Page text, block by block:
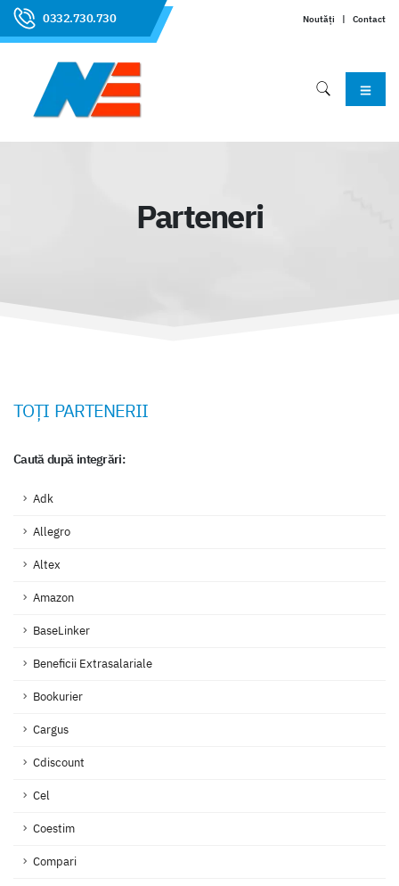
0332.730.730 Noutăți | Contact
Parteneri
TOȚI PARTENERII
Caută după integrări:
Adk
Allegro
Altex
Amazon
BaseLinker
Beneficii Extrasalariale
Bookurier
Cargus
Cdiscount
Cel
Coestim
Compari